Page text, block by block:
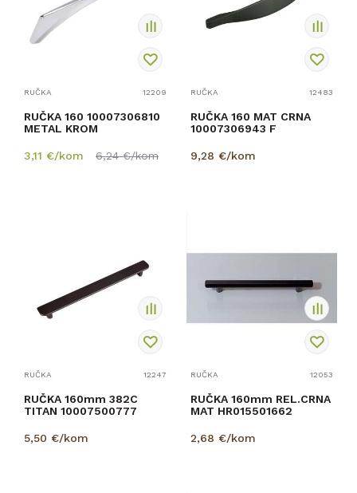
RUČKA 12209
RUČKA 160 10007306810
METAL KROM
3,11 €/kom 6,24€/kom
RUČKA 12483
RUČKA 160 MAT CRNA
10007306943 F
9,28 €/kom
RUČKA 12247
RUČKA 160mm 382C
TITAN 10007500777
5,50 €/kom
RUČKA 12053
RUČKA 160mm REL.CRNA
MAT HR015501662
2,68 €/kom